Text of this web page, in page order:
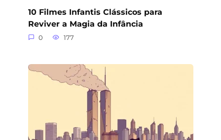
10 Filmes Infantis Clássicos para
Reviver a Magia da Infância
0 177